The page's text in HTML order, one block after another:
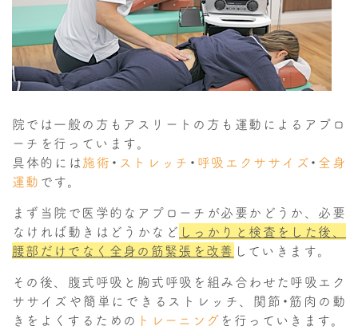
院では一般の方もアスリートの方も運動によるアプロ
ーチを行っています。
具体的には施術 ・ ストレッチ ・ 呼吸エクササイズ・ 全身
運動 です。
まず当院で医学的なアプローチが必要かどうか、必要
なければ動きはどうかなど しっかりと検査をした後、
腰部だけでなく全身の筋緊張を改善 していきます。
その後、腹式呼吸と胸式呼吸を組み合わせた呼吸エク
ササイズや簡単にできるストレッチ、関節・筋肉の動
きをよくするための トレーニング を行っていきます。